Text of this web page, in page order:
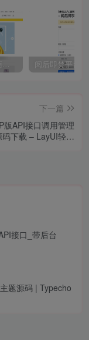
mishop大米外贸商城系统133种语言版本
下一篇
版API接口调用管理
码下载 – LayUI轻量
接口_带后台
题源码 | Typecho